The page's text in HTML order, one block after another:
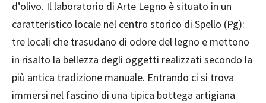
d’olivo. Il laboratorio di Arte Legno è situato in un
caratteristico locale nel centro storico di Spello (Pg):
tre locali che trasudano di odore del legno e mettono
in risalto la bellezza degli oggetti realizzati secondo la
più antica tradizione manuale. Entrando ci si trova
immersi nel fascino di una tipica bottega artigiana